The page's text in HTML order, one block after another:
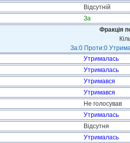
Відсутній
За
Фракція
За:0 Проти:0
Утрималась
Утрималась
Утримався
Утримався
Не голосував
Утрималась
Відсутня
Утрималась